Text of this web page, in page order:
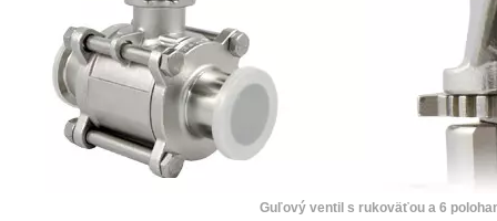
Guľový ventil s rukoväťou a 6